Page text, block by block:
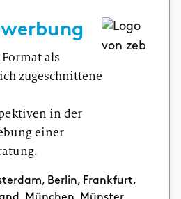
als
zugeschnittene
in der
einer
Berlin, Frankfurt,